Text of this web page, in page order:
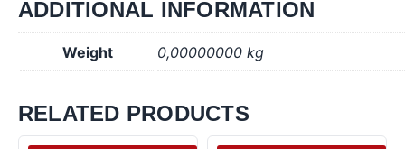
ADDITIONAL INFORMATION
Weight 0,00000000 kg
RELATED PRODUCTS